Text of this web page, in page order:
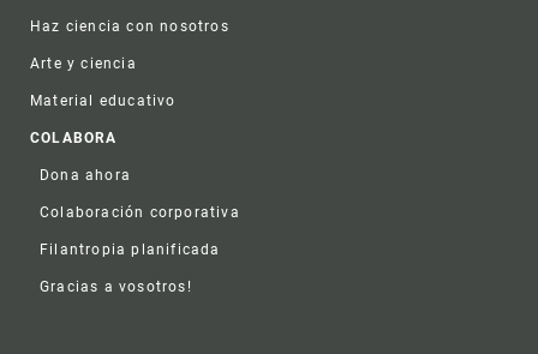
Haz ciencia con nosotros
Arte y ciencia
Material educativo
COLABORA
Dona ahora
Colaboración corporativa
Filantropia planificada
Gracias a vosotros!